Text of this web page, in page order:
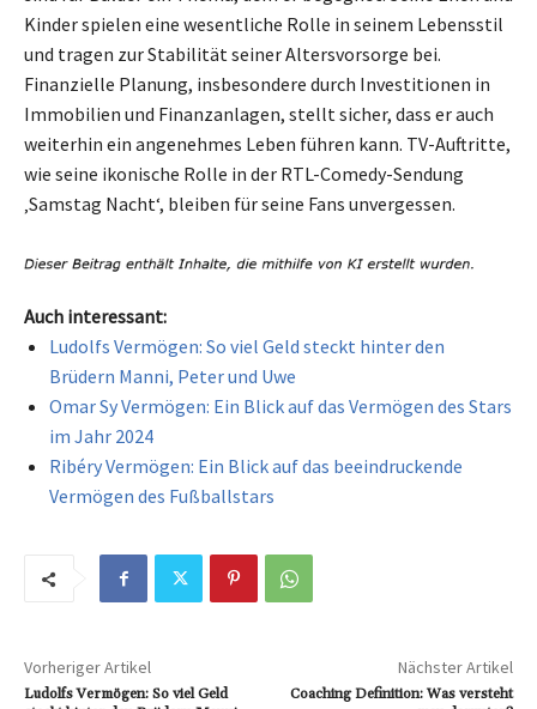
Kinder spielen eine wesentliche Rolle in seinem Lebensstil
und tragen zur Stabilität seiner Altersvorsorge bei.
Finanzielle Planung, insbesondere durch Investitionen in
Immobilien und Finanzanlagen, stellt sicher, dass er auch
weiterhin ein angenehmes Leben führen kann. TV-Auftritte,
wie seine ikonische Rolle in der RTL-Comedy-Sendung
‚Samstag Nacht‘, bleiben für seine Fans unvergessen.
Auch interessant:
Ludolfs Vermögen: So viel Geld steckt hinter den
Brüdern Manni, Peter und Uwe
Omar Sy Vermögen: Ein Blick auf das Vermögen des Stars
im Jahr 2024
Ribéry Vermögen: Ein Blick auf das beeindruckende
Vermögen des Fußballstars
Vorheriger Artikel
Ludolfs Vermögen: So viel Geld
Nächster Artikel
Coaching Definition: Was versteht